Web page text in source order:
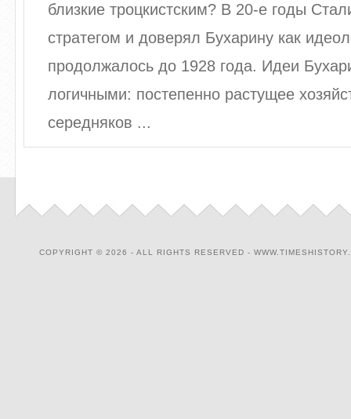
близкие троцкистским? В 20-е годы
стратегом и доверял Бухарину как
продолжалось до 1928 года. Идеи
логичными: постепенно растущее
середняков ...
COPYRIGHT © 2026 - ALL RIGHTS RESERVED -